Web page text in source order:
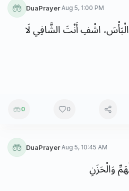
DuaPrayer·Aug 5, 1:00 PM
الْبَأْسَ،اشْفِأَنْتَالشَّافِيلَا
0 0
DuaPrayer·Aug 5, 10:45 AM
وَالْحَزَنِ